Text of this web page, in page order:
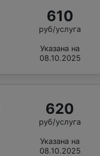
610
руб/услуга
Указана на
08.10.2025
620
руб/услуга
Указана на
08.10.2025